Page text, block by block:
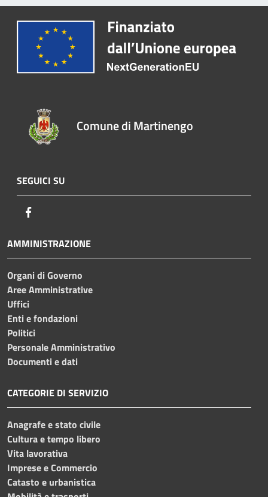
Comune di Martinengo
SEGUICI SU
AMMINISTRAZIONE
Organi di Governo
Aree Amministrative
Uffici
Enti e fondazioni
Politici
Personale Amministrativo
Documenti e dati
CATEGORIE DI SERVIZIO
Anagrafe e stato civile
Cultura e tempo libero
Vita lavorativa
Imprese e Commercio
Catasto e urbanistica